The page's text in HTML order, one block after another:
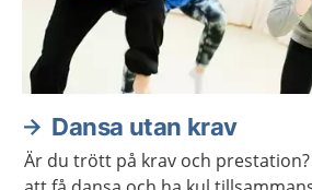
Dansa utan krav
Är du trött på krav och